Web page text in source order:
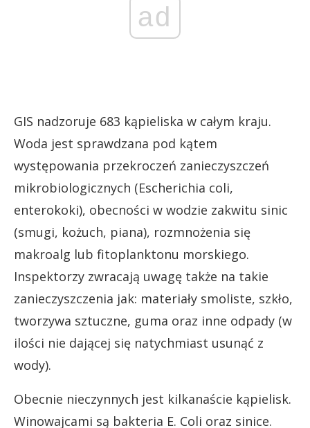
ad
GIS nadzoruje 683 kąpieliska w całym kraju.
Woda jest sprawdzana pod kątem
występowania przekroczeń zanieczyszczeń
mikrobiologicznych (Escherichia coli,
enterokoki), obecności w wodzie zakwitu sinic
(smugi, kożuch, piana), rozmnożenia się
makroalg lub fitoplanktonu morskiego.
Inspektorzy zwracają uwagę także na takie
zanieczyszczenia jak: materiały smoliste, szkło,
tworzywa sztuczne, guma oraz inne odpady (w
ilości nie dającej się natychmiast usunąć z
wody).
Obecnie nieczynnych jest kilkanaście kąpielisk.
Winowajcami są bakteria E. Coli oraz sinice.